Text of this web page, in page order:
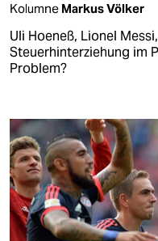
Kolumne Markus Völker
Uli Hoeneß, Lionel
Steuerhinterziehung im
Problem?